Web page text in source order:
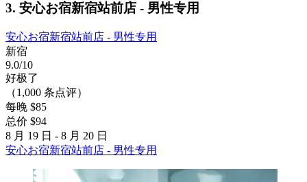
3. 安心お宿新宿站前店 - 男性专用
安心お宿新宿站前店 - 男性专用
新宿
9.0/10
好极了
（1,000 条点评）
每晚 $85
总价 $94
8 月 19 日 - 8 月 20 日
安心お宿新宿站前店 - 男性专用